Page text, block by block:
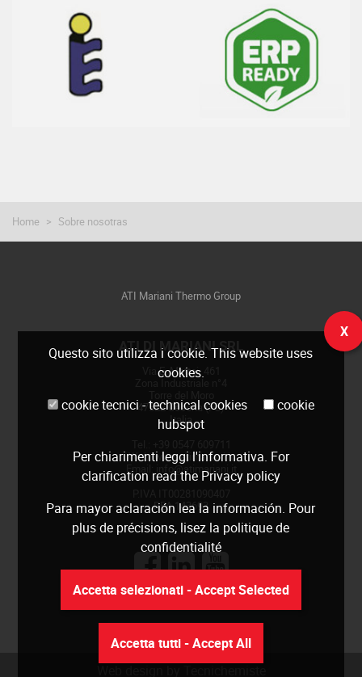
Questo sito utilizza i cookie. This website uses
cookies.
cookie tecnici - technical cookies
cookie
hubspot
Per chiarimenti leggi l'informativa. For
clarification read the Privacy policy
Para mayor aclaración lea la información. Pour
plus de précisions, lisez la politique de
confidentialité
Accetta selezionati - Accept Selected
Accetta tutti - Accept All
X
Home Sobre nosotras
ATI Mariani Thermo Group
ATI DI MARIANI SRL
Via E. Mattei, 461
47522 Cesena (FC)
Italia
Web:www.atimariani.it
Email: info@atimariani.it
REA 143693